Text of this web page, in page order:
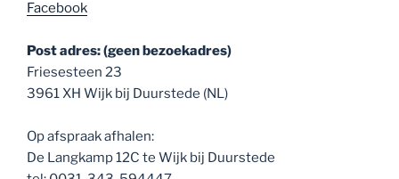
Facebook
Post adres: (geen bezoekadres)
Friesesteen 23
3961 XH Wijk bij Duurstede (NL)
Op afspraak afhalen:
De Langkamp 12C te Wijk bij Duurstede